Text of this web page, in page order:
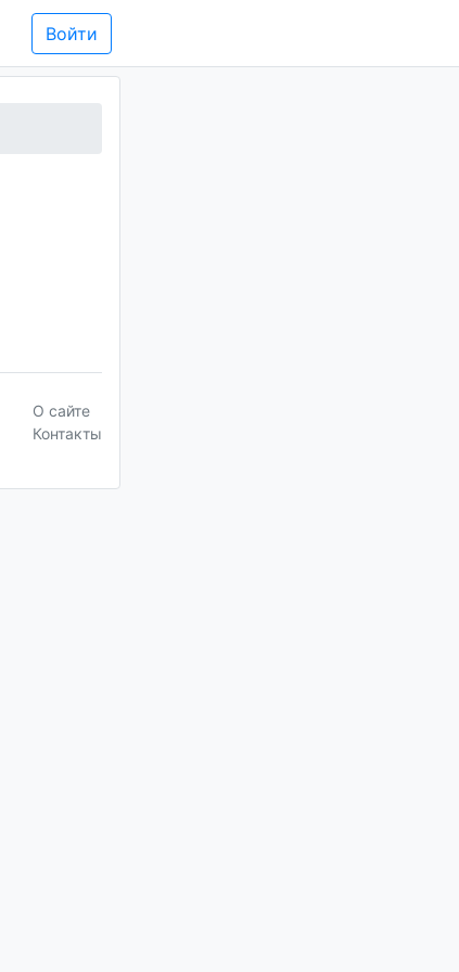
Войти
О сайте
Контакты